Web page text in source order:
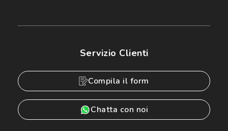
Servizio Clienti
Compila il form
Chatta con noi